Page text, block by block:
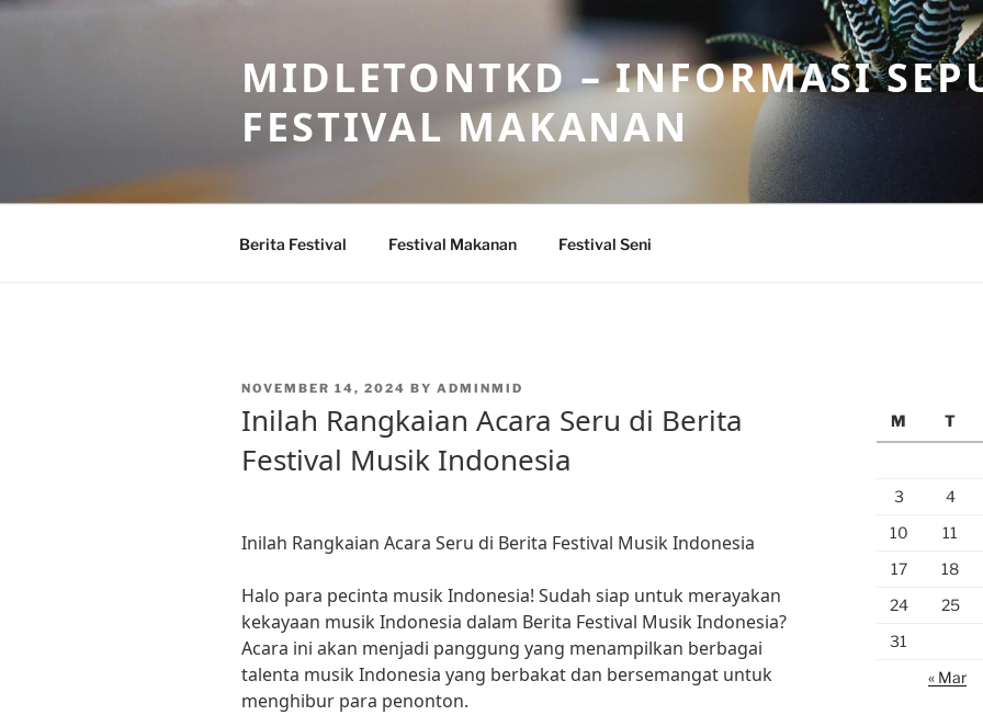
Skip
MIDLETONTKD – INFORMASI
FESTIVAL MAKANAN
Berita Festival Festival Makanan Festival Seni
POSTED
NOVEMBER 14, 2024 BY ADMINMID
Inilah Rangkaian Acara Seru di Berita
Festival Musik Indonesia
Inilah Rangkaian Acara Seru di Berita Festival Musik Indonesia
Halo para pecinta musik Indonesia! Sudah siap untuk merayakan
kekayaan musik Indonesia dalam Berita Festival Musik Indonesia?
Acara ini akan menjadi panggung yang menampilkan berbagai
talenta musik Indonesia yang berbakat dan bersemangat untuk
menghibur para penonton.
M
T
3
4
10
11
17
18
24
25
31
« Mar